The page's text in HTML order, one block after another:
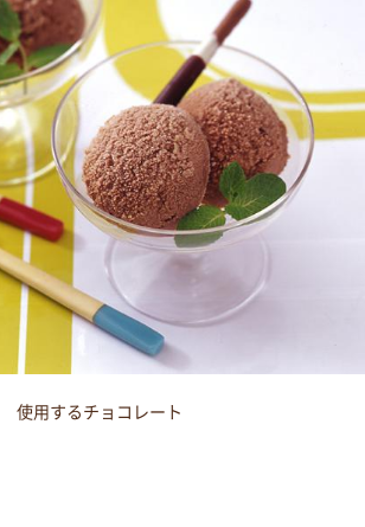
使用するチョコレート